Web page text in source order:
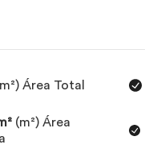
Área Total
(m²) Área